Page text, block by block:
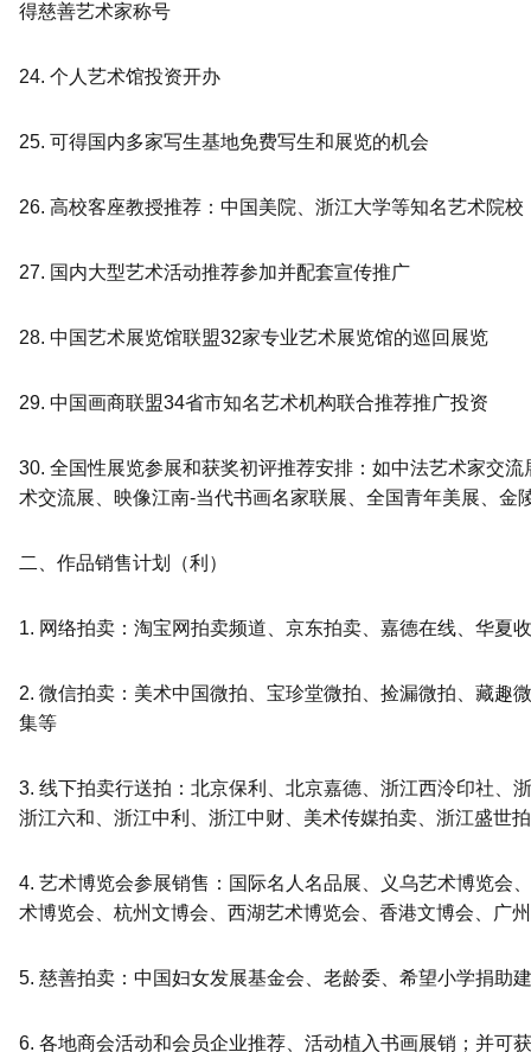
得慈善艺术家称号
24. 个人艺术馆投资开办
25. 可得国内多家写生基地免费写生和展览的机会
26. 高校客座教授推荐：中国美院、浙江大学等知名艺术院校
27. 国内大型艺术活动推荐参加并配套宣传推广
28. 中国艺术展览馆联盟32家专业艺术展览馆的巡回展览
29. 中国画商联盟34省市知名艺术机构联合推荐推广投资
30. 全国性展览参展和获奖初评推荐安排：如中法艺术家交
术交流展、映像江南-当代书画名家联展、全国青年美展、金
二、作品销售计划（利）
1. 网络拍卖：淘宝网拍卖频道、京东拍卖、嘉德在线、华夏
2. 微信拍卖：美术中国微拍、宝珍堂微拍、捡漏微拍、藏趣
集等
3. 线下拍卖行送拍：北京保利、北京嘉德、浙江西泠印社、
浙江六和、浙江中利、浙江中财、美术传媒拍卖、浙江盛世
4. 艺术博览会参展销售：国际名人名品展、义乌艺术博览会
术博览会、杭州文博会、西湖艺术博览会、香港文博会、广
5. 慈善拍卖：中国妇女发展基金会、老龄委、希望小学捐助
6. 各地商会活动和会员企业推荐、活动植入书画展销；并可